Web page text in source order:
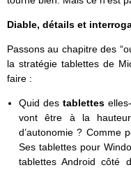
Diable, détails et
Passons au chapitre des
la stratégie tablettes de
faire :
Quid destablettes
vont être à la
d’autonomie ? Comme
Ses tablettes pour
tablettes Android côté